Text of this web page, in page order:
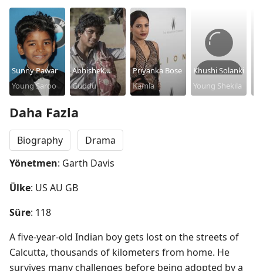
Sunny Pawar
Young Saroo
Abhishek
Bharate
Guddu
Priyanka Bose
Kamla
Khushi Solanki
Young Shekila
Daha Fazla
Biography
Drama
Yönetmen: Garth Davis
Ülke: US AU GB
Süre: 118
A five-year-old Indian boy gets lost on the streets of
Calcutta, thousands of kilometers from home. He
survives many challenges before being adopted by a